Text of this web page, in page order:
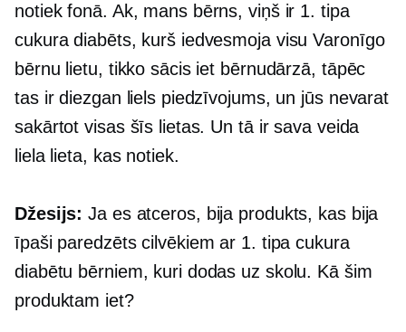
notiek fonā. Ak, mans bērns, viņš ir 1. tipa
cukura diabēts, kurš iedvesmoja visu Varonīgo
bērnu lietu, tikko sācis iet bērnudārzā, tāpēc
tas ir diezgan liels piedzīvojums, un jūs nevarat
sakārtot visas šīs lietas. Un tā ir sava veida
liela lieta, kas notiek.
Džesijs: Ja es atceros, bija produkts, kas bija
īpaši paredzēts cilvēkiem ar 1. tipa cukura
diabētu bērniem, kuri dodas uz skolu. Kā šim
produktam iet?